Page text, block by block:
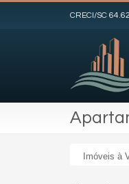
CRECI/SC
Imóveis à